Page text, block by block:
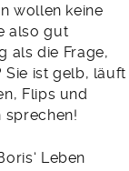
wollen keine
also gut
als die Frage,
Sie ist gelb, läuft
Flips und
sprechen!
Leben